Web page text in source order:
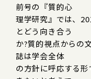
前号の『質的心
理学研究』では、
とどう向き合う
か?質的視点からの
誌は学会全体
の方針に呼応する